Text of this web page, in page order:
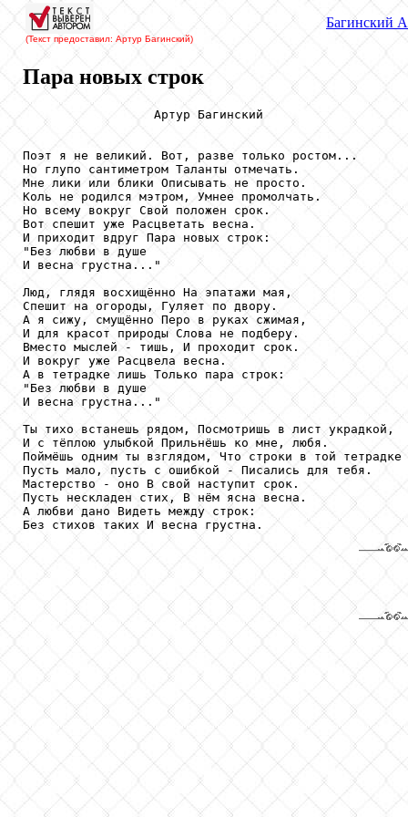
(Текст предоставил: Артур Багинский)
Багинский
Пара новых строк
                  Артур Багинский
Поэт я не великий. Вот, разве только ростом...
Но глупо сантиметром Таланты отмечать.
Мне лики или блики Описывать не просто.
Коль не родился мэтром, Умнее промолчать.
Но всему вокруг Свой положен срок.
Вот спешит уже Расцветать весна.
И приходит вдруг Пара новых строк:
"Без любви в душе
И весна грустна..."
Люд, глядя восхищённо На эпатажи мая,
Спешит на огороды, Гуляет по двору.
А я сижу, смущённо Перо в руках сжимая,
И для красот природы Слова не подберу.
Вместо мыслей - тишь, И проходит срок.
И вокруг уже Расцвела весна.
А в тетрадке лишь Только пара строк:
"Без любви в душе
И весна грустна..."
Ты тихо встанешь рядом, Посмотришь в лист украдкой,
И с тёплою улыбкой Прильнёшь ко мне, любя.
Поймёшь одним ты взглядом, Что строки в той
Пусть мало, пусть с ошибкой - Писались для тебя.
Мастерство - оно В свой наступит срок.
Пусть нескладен стих, В нём ясна весна.
А любви дано Видеть между строк:
Без стихов таких И весна грустна.